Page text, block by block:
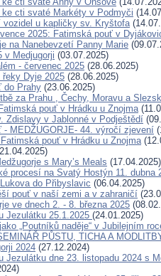
cti svaté Markéty v Podmyči
vozidel u kapličky sv. Kryštofa
2025: Fatimská pouť v
na Nanebevzetí Panny Marie
v Medjugorji (03.07.2025)
- červenec 2025 (28.06.2025)
řeky Dyje 2025 (28.06.2025)
do Prahy (23.06.2025)
za Prahu , Čechy, Moravu a
pouť v Hrádku u Znojma
Zdislavy v Jablonné v Podještědí
- MEDŽUGORJE- 44. výročí zjevení
pouť v Hrádku u Znojma
s Mary’s Meals (17.04.2025)
procesí na Svatý Hostýn 11. dubna
do Přibyslavic (06.04.2025)
pouť v naší zemi a v zahraničí
ve dnech 2. - 8. března 2025
Jezulátku 25.1.2025 (24.01.2025)
„Poutníků naděje“ v Jubilejním
PŮSTU, TICHA A
2024 (27.12.2024)
Jezulátku dne 23. listopadu 2024 s